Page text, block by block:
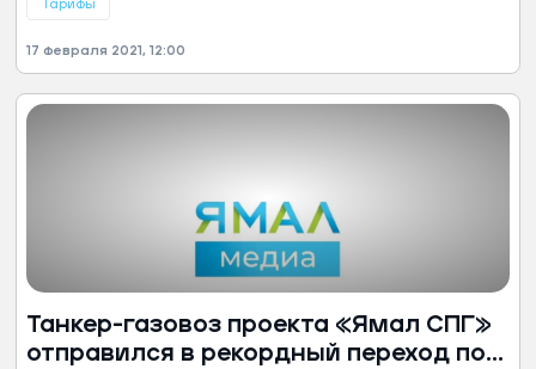
Тарифы
17 февраля 2021, 12:00
Танкер-газовоз проекта «Ямал СПГ»
отправился в рекордный переход по